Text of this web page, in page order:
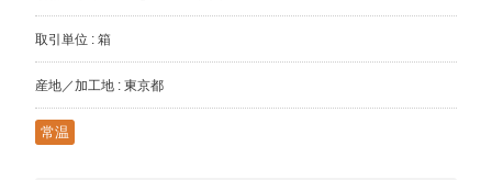
取引単位 : 箱
産地／加工地 : 東京都
常温